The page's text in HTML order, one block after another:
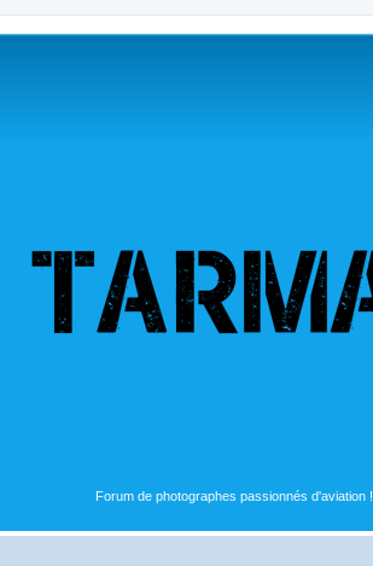
Forum de photographes passionnés d'aviation !